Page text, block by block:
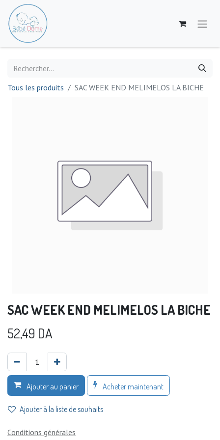
Tous les produits SAC WEEK END MELIMELOS LA BICHE
SAC WEEK END MELIMELOS LA BICHE
52,49 DA
Ajouter au panier Acheter maintenant
Ajouter à la liste de souhaits
Conditions générales